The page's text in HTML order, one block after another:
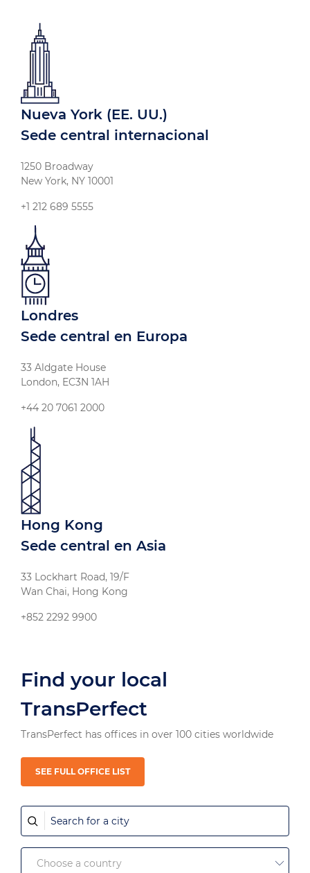
Nueva York (EE. UU.)
Sede central internacional
1250 Broadway
New York, NY 10001
+1 212 689 5555
Londres
Sede central en Europa
33 Aldgate House
London, EC3N 1AH
+44 20 7061 2000
Hong Kong
Sede central en Asia
33 Lockhart Road, 19/F
Wan Chai, Hong Kong
+852 2292 9900
Find your local
TransPerfect
TransPerfect has offices in over 100 cities worldwide
SEE FULL OFFICE LIST
Search
for
a
cityChoose a country